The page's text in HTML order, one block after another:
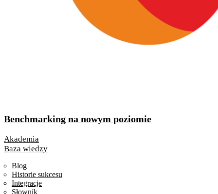
Benchmarking na nowym poziomie
Akademia
Baza wiedzy
Blog
Historie sukcesu
Integracje
Słownik